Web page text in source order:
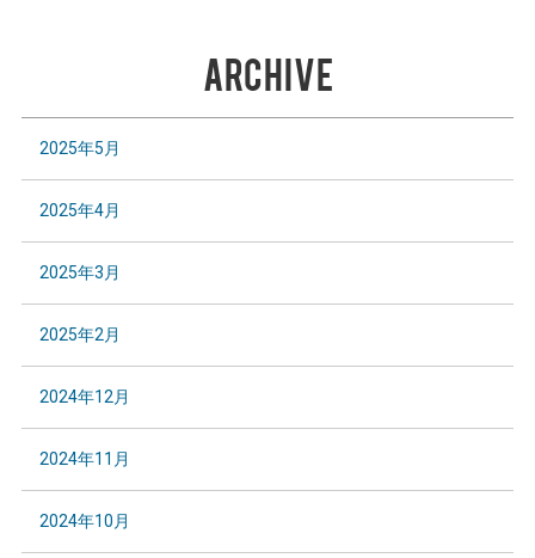
ARCHIVE
2025年5月
2025年4月
2025年3月
2025年2月
2024年12月
2024年11月
2024年10月